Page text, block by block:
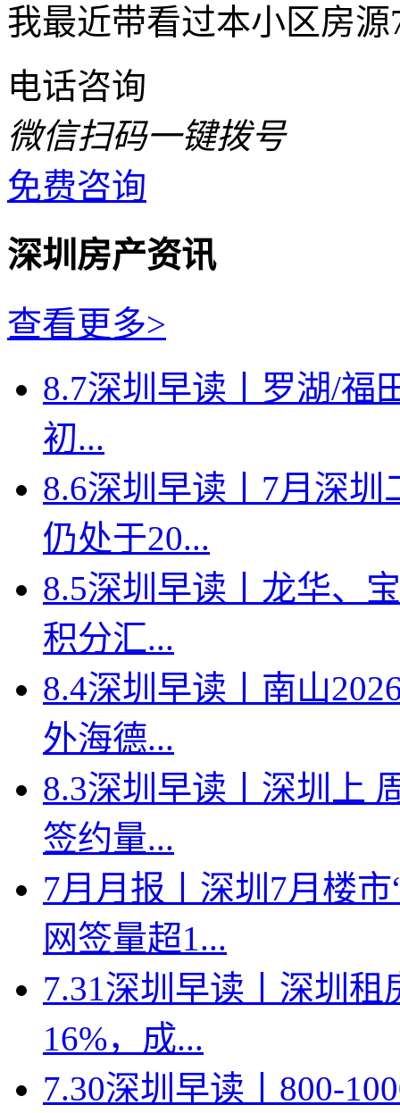
我最近带看过本小区房
电话咨询
微信扫码一键拨号
免费咨询
深圳房产资讯
查看更多>
8.7深圳早读丨罗湖/福
初...
8.6深圳早读丨7月深
仍处于20...
8.5深圳早读丨龙华、
积分汇...
8.4深圳早读丨南山
外海德...
8.3深圳早读丨深圳上
签约量...
7月月报丨深圳7月楼
网签量超1...
7.31深圳早读丨深圳
16%，成...
7.30深圳早读丨800-